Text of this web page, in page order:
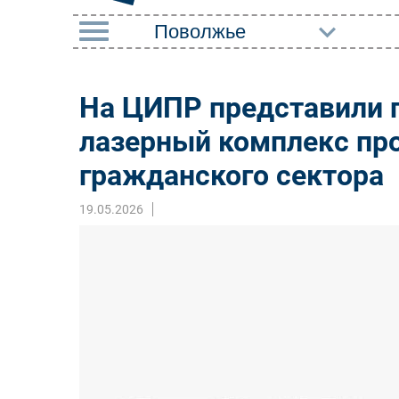
Импорто­замещение
Автоматизация
Промышленности
Интернет
На ЦИПР представили
лазерный комплекс
гражданского сектора
19.05.2026